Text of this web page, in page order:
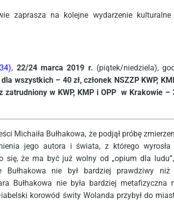
zaprasza na kolejne wydarzenie
, 22/24 marca 2019 r. (piątek/niedziela),
wszystkich – 40 zł, członek NSZZP KWP,
w KWP, KMP i OPP w Krakowie –
Michaiła Bułhakowa, że podjął próbę
jego autora i świata, z którego wyrosła
się, że ma być już wolny od „opium dla
Bułhakowa nie był bardziej prawdziwy
Bułhakowa nie była bardziej metafizyczna
korowód świty Wolanda przybył do